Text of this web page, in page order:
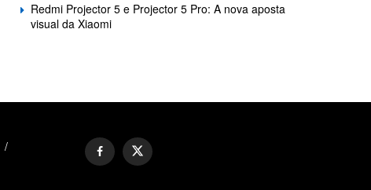
Redmi Projector 5 e Projector 5 Pro: A nova aposta
visual da Xiaomi